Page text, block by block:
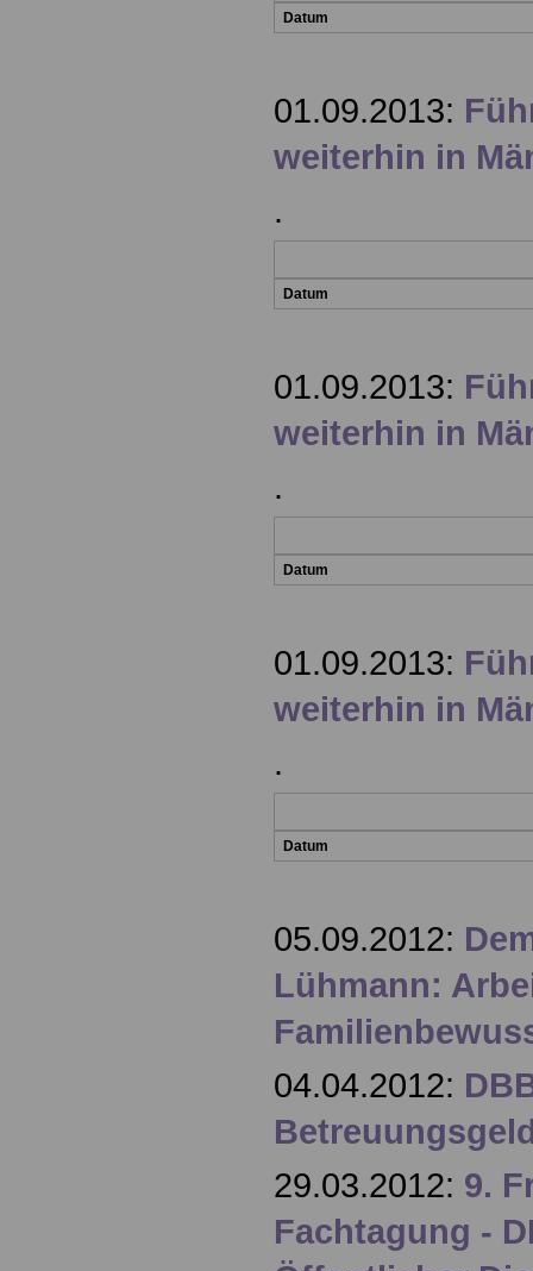
Datum
01.09.2013:
weiterhin in
.
Datum
01.09.2013:
weiterhin in
.
Datum
01.09.2013:
weiterhin in
.
Datum
05.09.2012:
Lühmann:
04.04.2012:
29.03.2012: 9.
Fachtagung -